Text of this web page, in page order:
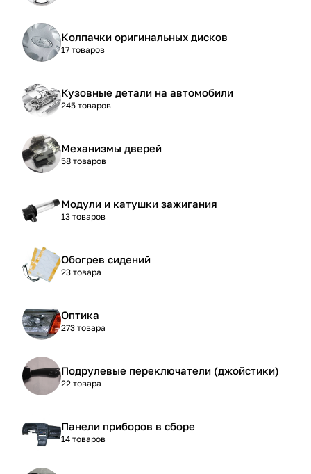
Колпачки оригинальных дисков
17 товаров
Кузовные детали на автомобили
245 товаров
Механизмы дверей
58 товаров
Модули и катушки зажигания
13 товаров
Обогрев сидений
23 товара
Оптика
273 товара
Подрулевые переключатели (джойстики)
22 товара
Панели приборов в сборе
14 товаров